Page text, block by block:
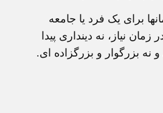
برای یک فرد یا جامعه
نیاز، نه دینداری پیدا
نه بزرگوار و بزرگزاده ای.